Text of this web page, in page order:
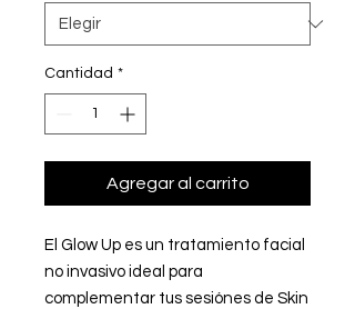
Cantidad *
Agregar al carrito
El Glow Up es un tratamiento facial
no invasivo ideal para
complementar tus sesiónes de Skin